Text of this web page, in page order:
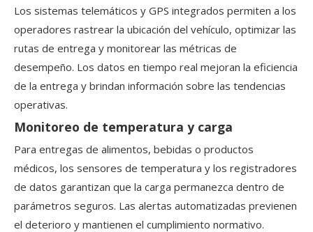
Los sistemas telemáticos y GPS integrados permiten a los
operadores rastrear la ubicación del vehículo, optimizar las
rutas de entrega y monitorear las métricas de
desempeño. Los datos en tiempo real mejoran la eficiencia
de la entrega y brindan información sobre las tendencias
operativas.
Monitoreo de temperatura y carga
Para entregas de alimentos, bebidas o productos
médicos, los sensores de temperatura y los registradores
de datos garantizan que la carga permanezca dentro de
parámetros seguros. Las alertas automatizadas previenen
el deterioro y mantienen el cumplimiento normativo.